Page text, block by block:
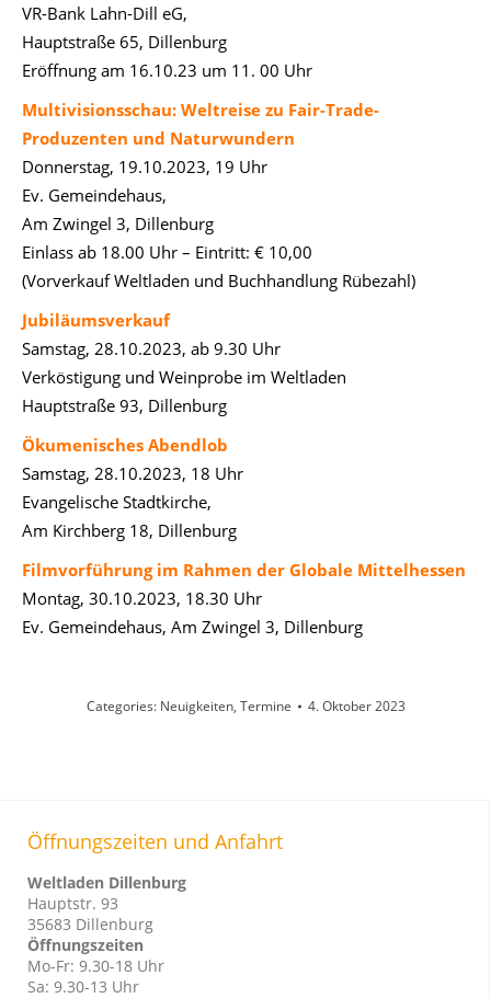
VR-Bank Lahn-Dill eG,
Hauptstraße 65, Dillenburg
Eröffnung am 16.10.23 um 11. 00 Uhr
Multivisionsschau: Weltreise zu Fair-Trade-
Produzenten und Naturwundern
Donnerstag, 19.10.2023, 19 Uhr
Ev. Gemeindehaus,
Am Zwingel 3, Dillenburg
Einlass ab 18.00 Uhr – Eintritt: € 10,00
(Vorverkauf Weltladen und Buchhandlung Rübezahl)
Jubiläumsverkauf
Samstag, 28.10.2023, ab 9.30 Uhr
Verköstigung und Weinprobe im Weltladen
Hauptstraße 93, Dillenburg
Ökumenisches Abendlob
Samstag, 28.10.2023, 18 Uhr
Evangelische Stadtkirche,
Am Kirchberg 18, Dillenburg
Filmvorführung im Rahmen der Globale Mittelhessen
Montag, 30.10.2023, 18.30 Uhr
Ev. Gemeindehaus, Am Zwingel 3, Dillenburg
Categories: Neuigkeiten, Termine 4. Oktober 2023
Öffnungszeiten und Anfahrt
Weltladen Dillenburg
Hauptstr. 93
35683 Dillenburg
Öffnungszeiten
Mo-Fr: 9.30-18 Uhr
Sa: 9.30-13 Uhr